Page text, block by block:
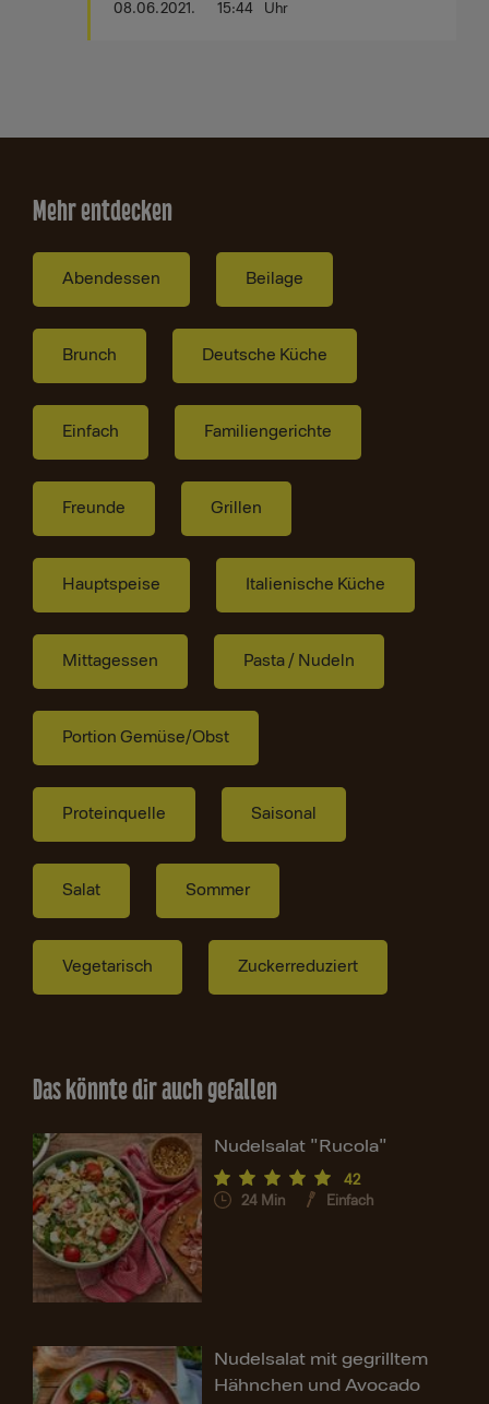
08.06.2021. 15:44 Uhr
Mehr entdecken
Abendessen Beilage
Brunch Deutsche Küche
Einfach Familiengerichte
Freunde Grillen
Hauptspeise Italienische Küche
Mittagessen Pasta / Nudeln
Portion Gemüse/Obst
Proteinquelle Saisonal
Salat Sommer
Vegetarisch Zuckerreduziert
Das könnte dir auch gefallen
Nudelsalat "Rucola"
42
24 Min Einfach
Nudelsalat mit gegrilltem
Hähnchen und Avocado